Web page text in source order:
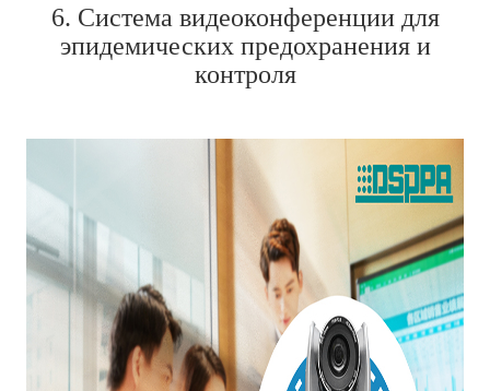
6. Система видеоконференции для
эпидемических предохранения и
контроля